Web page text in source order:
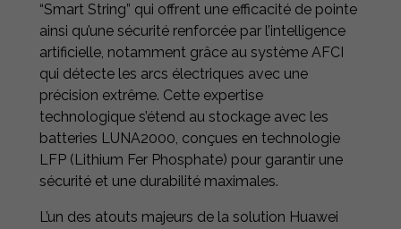
“Smart String” qui offrent une efficacité de pointe
ainsi qu’une sécurité renforcée par l’intelligence
artificielle, notamment grâce au système AFCI
qui détecte les arcs électriques avec une
précision extrême. Cette expertise
technologique s’étend au stockage avec les
batteries LUNA2000, conçues en technologie
LFP (Lithium Fer Phosphate) pour garantir une
sécurité et une durabilité maximales.
L’un des atouts majeurs de la solution Huawei